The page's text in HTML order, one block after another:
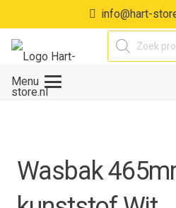
info@hart-
Producten
zoeken
Menu
Wasbak